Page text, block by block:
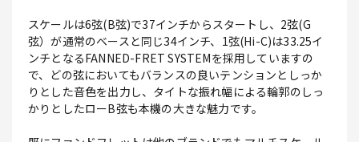
スケールは6弦(B弦)で37インチからスタートし、2弦(G
弦）が通常のベースと同じ34インチ、1弦(Hi-C)は33.25イ
ンチとなるFANNED-FRET SYSTEMを採用していますの
で、どの弦においてもバランスの良いテンションとしっか
りとした音色を出力し、タイトな振れ幅による輪郭のしっ
かりとしたローB弦も本機の大きな魅力です。